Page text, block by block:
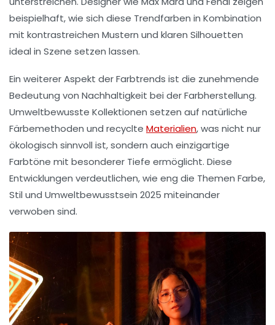
beispielhaft, wie sich diese Trendfarben in Kombination
mit kontrastreichen Mustern und klaren Silhouetten
ideal in Szene setzen lassen.
Ein weiterer Aspekt der Farbtrends ist die zunehmende
Bedeutung von Nachhaltigkeit bei der Farbherstellung.
Umweltbewusste Kollektionen setzen auf natürliche
Färbemethoden und recyclte Materialien, was nicht nur
ökologisch sinnvoll ist, sondern auch einzigartige
Farbtöne mit besonderer Tiefe ermöglicht. Diese
Entwicklungen verdeutlichen, wie eng die Themen Farbe,
Stil und Umweltbewusstsein 2025 miteinander
verwoben sind.